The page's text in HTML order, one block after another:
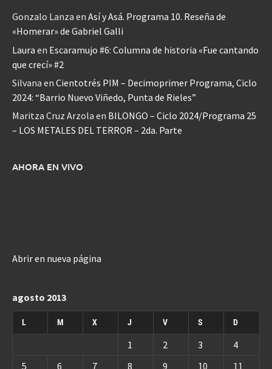
Gonzalo Lanza en Así y Asá. Programa 10. Reseña de
«Homerar» de Gabriel Galli
Laura en Escaramujo #6: Columna de historia «Fue cantando
que crecí» #2
Silvana en Cientotrés PIM – Decimoprimer Programa, Ciclo
2024: “Barrio Nuevo Viñedo, Punta de Rieles”
Maritza Cruz Arzola en BILONGO – Ciclo 2024/Programa 25
– LOS METALES DEL TERROR – 2da. Parte
AHORA EN VIVO
Abrir en nueva página
agosto 2013
L M X J V S D
1 2 3
4
5
6 7 8 9 10 11